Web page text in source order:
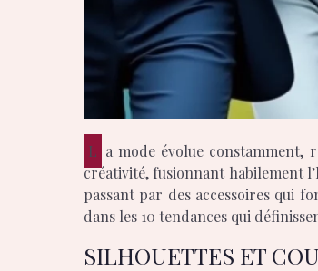
La mode évolue constamment, reflétant les changements sociétaux et les aspirations du moment. Cette saison, les créateurs repoussent les limites de la
créativité, fusionnant habilement
passant par des accessoires qui
dans les 10 tendances qui
SILHOUETTES ET